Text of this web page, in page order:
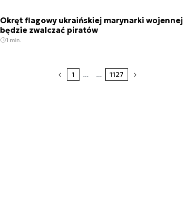
Okręt flagowy ukraińskiej marynarki wojennej
będzie zwalczać piratów
1 min.
1 ... ... 1127